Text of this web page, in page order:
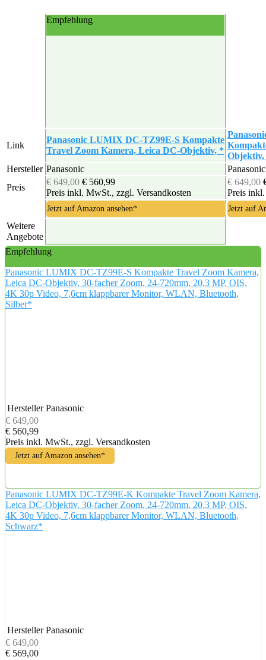
Empfehlung
Link
Panasonic LUMIX DC-TZ99E-S Kompakte
Travel Zoom Kamera, Leica DC-Objektiv, *
Hersteller Panasonic
Panasonic
Preis
€ 649,00 € 560,99
Preis inkl. MwSt., zzgl. Versandkosten
€ 649,00
Preis
Jetzt auf Amazon ansehen* Jetzt auf
Weitere
Angebote
Empfehlung
Panasonic LUMIX DC-TZ99E-S Kompakte Travel Zoom Kamera,
Leica DC-Objektiv, 30-facher Zoom, 24-720mm, 20,3 MP, OIS,
4K 30p Video, 7,6cm klappbarer Monitor, WLAN, Bluetooth,
Silber*
Hersteller Panasonic
€ 649,00
€ 560,99
Preis inkl. MwSt., zzgl. Versandkosten
Jetzt auf Amazon ansehen*
Panasonic LUMIX DC-TZ99E-K Kompakte Travel Zoom Kamera,
Leica DC-Objektiv, 30-facher Zoom, 24-720mm, 20,3 MP, OIS,
4K 30p Video, 7,6cm klappbarer Monitor, WLAN, Bluetooth,
Schwarz*
Hersteller Panasonic
€ 649,00
€ 569,00